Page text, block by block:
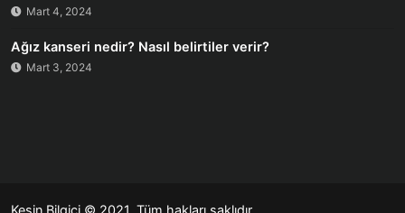
Mart 4, 2024
Ağız kanseri nedir? Nasıl belirtiler verir?
Mart 3, 2024